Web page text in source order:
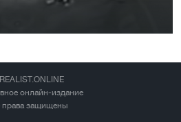
онлайн-издание
права защищены